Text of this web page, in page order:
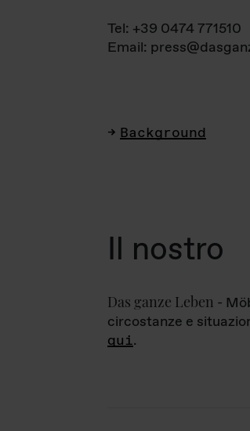
Tel: +39 0474 771510
Email:
Background
Il nostro
Das ganze Leben -
circostanze e
qui.